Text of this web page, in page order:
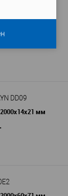
DD09
2000х14х21 мм